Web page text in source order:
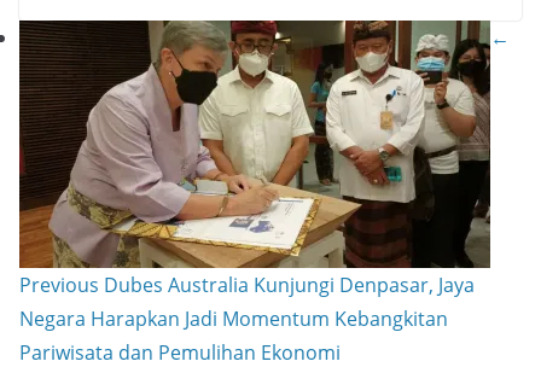
r
e
s
t
ly
L
i
n
k
S
h
a
r
e
←
Previous Dubes Australia Kunjungi Denpasar, Jaya
Negara Harapkan Jadi Momentum Kebangkitan
Pariwisata dan Pemulihan Ekonomi